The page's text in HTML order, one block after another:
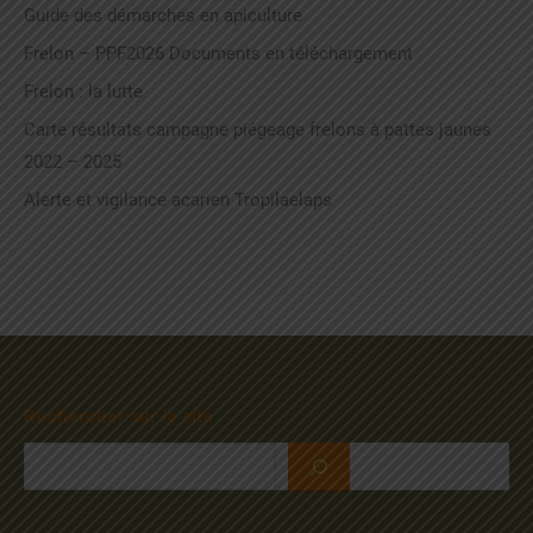
Guide des démarches en apiculture
Frelon – PPF2026 Documents en téléchargement
Frelon : la lutte
Carte résultats campagne piégeage frelons à pattes jaunes
2022 – 2025
Alerte et vigilance acarien Tropilaelaps
Rechercher sur le site